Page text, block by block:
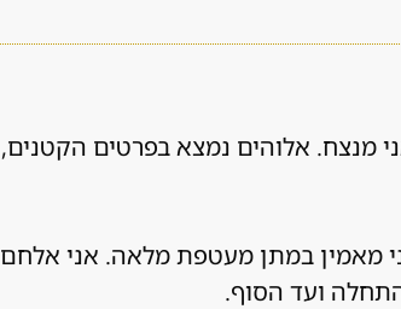
מנצח. אלוהים נמצא בפרטים הקטנים,
מאמין במתן מעטפת מלאה. אני אלחם
ועד הסוף.